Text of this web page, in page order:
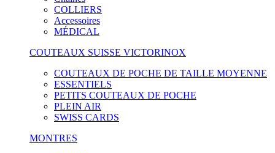
COLLIERS
Accessoires
MÉDICAL
COUTEAUX SUISSE VICTORINOX
COUTEAUX DE POCHE DE TAILLE MOYENNE
ESSENTIELS
PETITS COUTEAUX DE POCHE
PLEIN AIR
SWISS CARDS
MONTRES